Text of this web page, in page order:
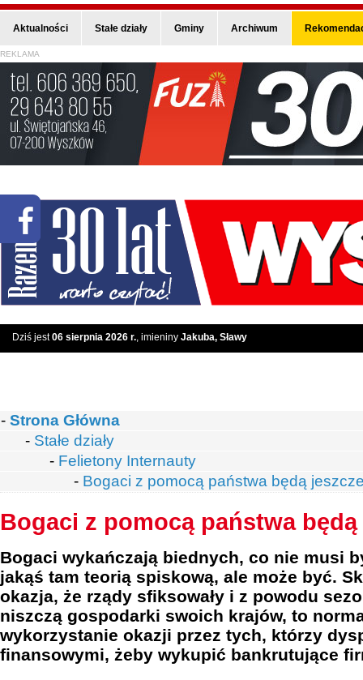
Aktualności Stałe działy Gminy Archiwum
REKLAMA
Dziś jest06 sierpnia 2026 r., imieniny Jakuba, Sławy
- Strona Główna
- Stałe działy
- Felietony Internauty
- Bogaci z pomocą państwa będą
Bogaci z pomocą państwa
Bogaci wykańczają biednych, co nie musi
jakąś tam teorią spiskową, ale może być.
okazja, że rządy sfiksowały i z powodu
niszczą gospodarki swoich krajów, to
wykorzystanie okazji przez tych, którzy
finansowymi, żeby wykupić bankrutujące